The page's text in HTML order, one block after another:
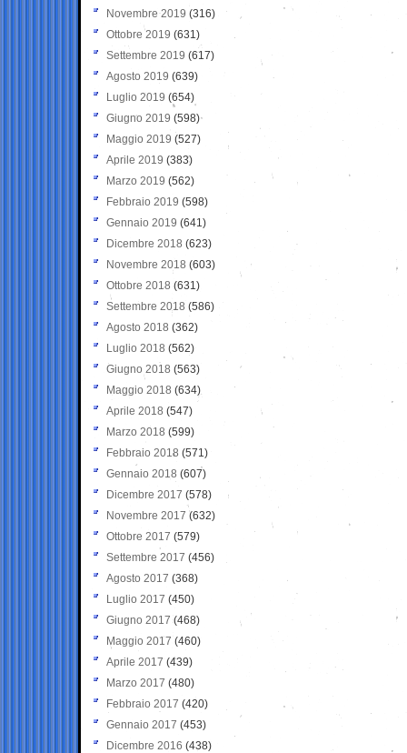
Novembre 2019 (316)
Ottobre 2019 (631)
Settembre 2019 (617)
Agosto 2019 (639)
Luglio 2019 (654)
Giugno 2019 (598)
Maggio 2019 (527)
Aprile 2019 (383)
Marzo 2019 (562)
Febbraio 2019 (598)
Gennaio 2019 (641)
Dicembre 2018 (623)
Novembre 2018 (603)
Ottobre 2018 (631)
Settembre 2018 (586)
Agosto 2018 (362)
Luglio 2018 (562)
Giugno 2018 (563)
Maggio 2018 (634)
Aprile 2018 (547)
Marzo 2018 (599)
Febbraio 2018 (571)
Gennaio 2018 (607)
Dicembre 2017 (578)
Novembre 2017 (632)
Ottobre 2017 (579)
Settembre 2017 (456)
Agosto 2017 (368)
Luglio 2017 (450)
Giugno 2017 (468)
Maggio 2017 (460)
Aprile 2017 (439)
Marzo 2017 (480)
Febbraio 2017 (420)
Gennaio 2017 (453)
Dicembre 2016 (438)